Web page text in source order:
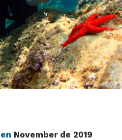
November de 2019